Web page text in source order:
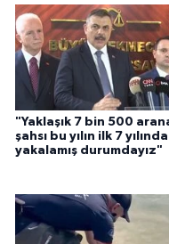
"Yaklaşık 7 bin 500
şahsı bu yılın ilk 7 yılında
yakalamış durumdayız"